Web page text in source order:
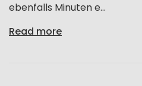
ebenfalls Minuten e...
Read more